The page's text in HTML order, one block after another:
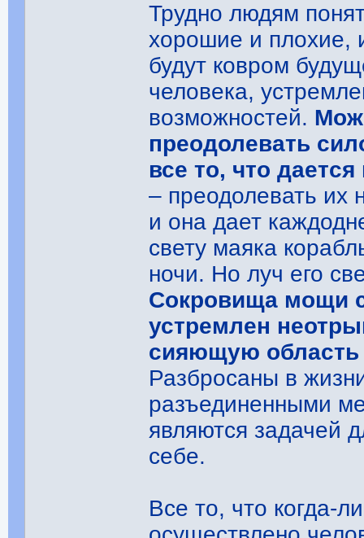
Трудно людям
хорошие и плохие,
будут ковром
человека,
возможностей.
преодолевать
все то, что
– преодолевать их
и она дает
свету маяка
ночи. Но луч его
Сокровища мощи
устремлен
сияющую область
Разбросаны в
разъединенными
являются задачей
себе.
Все то, что когда-